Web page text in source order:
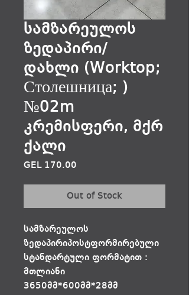
სამზარეულოს
ზედაპირი/
დახლი (Worktop;
Столешница; )
№02m
კრემისფერი, მქრ
ქალი
GEL 170.00
Out of Stock
სამზარეულოს
ზედაპირიპოსტფორმირებული
სტანდარტული ფორმატით :
მთლიანი
3650მმ*600მმ*28მმ